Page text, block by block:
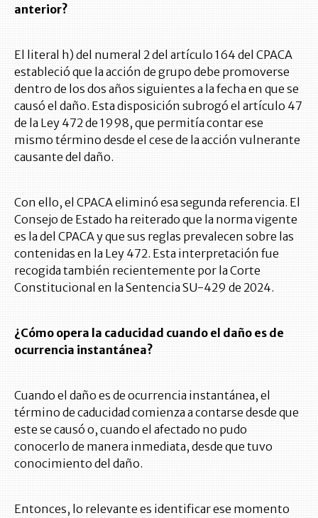
anterior?
El literal h) del numeral 2 del artículo 164 del CPACA
estableció que la acción de grupo debe promoverse
dentro de los dos años siguientes a la fecha en que se
causó el daño. Esta disposición subrogó el artículo 47
de la Ley 472 de 1998, que permitía contar ese
mismo término desde el cese de la acción vulnerante
causante del daño.
Con ello, el CPACA eliminó esa segunda referencia. El
Consejo de Estado ha reiterado que la norma vigente
es la del CPACA y que sus reglas prevalecen sobre las
contenidas en la Ley 472. Esta interpretación fue
recogida también recientemente por la Corte
Constitucional en la Sentencia SU-429 de 2024.
¿Cómo opera la caducidad cuando el daño es de
ocurrencia instantánea?
Cuando el daño es de ocurrencia instantánea, el
término de caducidad comienza a contarse desde que
este se causó o, cuando el afectado no pudo
conocerlo de manera inmediata, desde que tuvo
conocimiento del daño.
Entonces, lo relevante es identificar ese momento